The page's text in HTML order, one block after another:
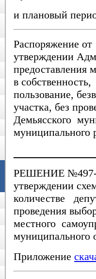
и плановый
Распоряжение
утверждении
предоставления
в
пользование,
участка, без
Демьясского
муниципального
РЕШЕНИЕ №497-
утверждении
количестве
проведения
местного
муниципального
Приложение